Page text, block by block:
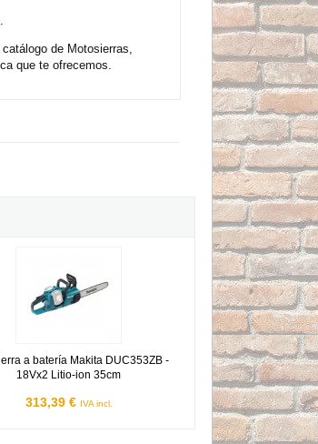
de Motosierras,
que te ofrecemos.
a batería Makita DUC353ZB -
18Vx2 Litio-ion 35cm
313,39 € IVA incl.
a batería Makita DUC353ZB - 18Vx2 Litio-ion